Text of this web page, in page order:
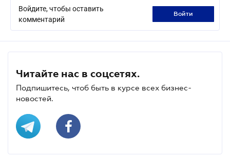
Войдите, чтобы оставить
комментарий
войти
Читайте нас в соцсетях.
Подпишитесь, чтоб быть в курсе всех бизнес-
новостей.